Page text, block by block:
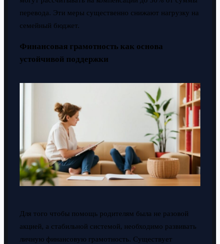
перевода. Эти меры существенно снижают нагрузку на
семейный бюджет.
Финансовая грамотность как основа
устойчивой поддержки
Для того чтобы помощь родителям была не разовой
акцией, а стабильной системой, необходимо развивать
личную финансовую грамотность. Существует